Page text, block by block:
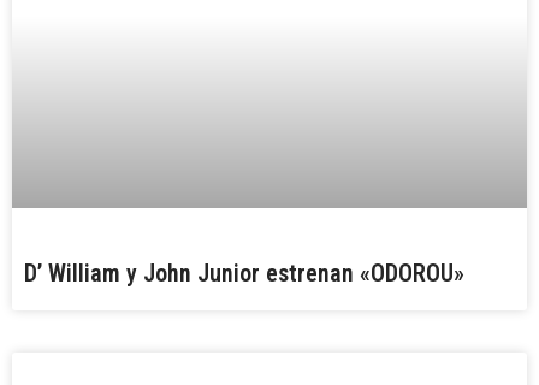
D’ William y John Junior estrenan «ODOROU»